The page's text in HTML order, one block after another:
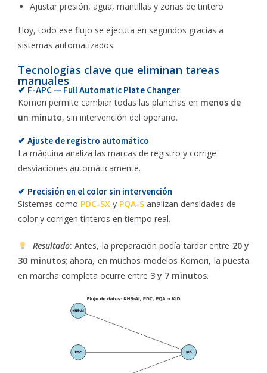
Ajustar presión, agua, mantillas y zonas de tintero
Hoy, todo ese flujo se ejecuta en segundos gracias a
sistemas automatizados:
Tecnologías clave que eliminan tareas
manuales
✔ F-APC — Full Automatic Plate Changer
Komori permite cambiar todas las planchas en menos de
un minuto, sin intervención del operario.
✔ Ajuste de registro automático
La máquina analiza las marcas de registro y corrige
desviaciones automáticamente.
✔ Precisión en el color sin intervención
Sistemas como PDC-SX y PQA-S analizan densidades de
color y corrigen tinteros en tiempo real.
Resultado: Antes, la preparación podía tardar entre 20 y
30 minutos; ahora, en muchos modelos Komori, la puesta
en marcha completa ocurre entre 3 y 7 minutos.